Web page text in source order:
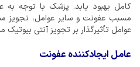
کامل بهبود یابد. پزشک با توجه به
مسبب عفونت و سایر عوامل، تجویز
عوامل تأثیرگذار بر تجویز آنتی بیوتیک
عامل ایجادکننده عفونت